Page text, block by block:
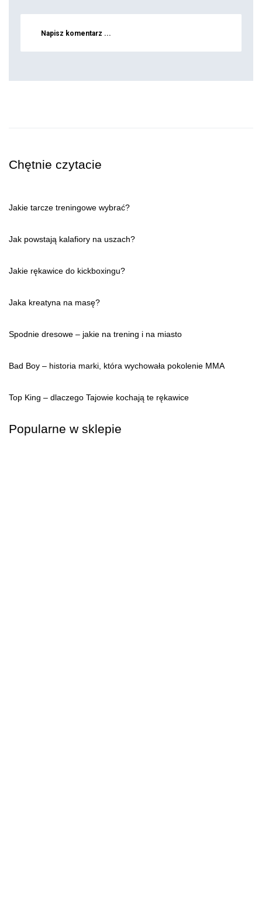
Napisz komentarz ...
Chętnie czytacie
Jakie tarcze treningowe wybrać?
Jak powstają kalafiory na uszach?
Jakie rękawice do kickboxingu?
Jaka kreatyna na masę?
Spodnie dresowe – jakie na trening i na miasto
Bad Boy – historia marki, która wychowała pokolenie MMA
Top King – dlaczego Tajowie kochają te rękawice
Popularne w sklepie